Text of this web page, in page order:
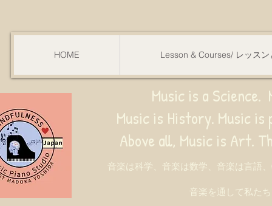
HOME Lesson & Courses/ レッスン
Music is a
Music is History. Music is
all, Music is Art. Through music,
音楽は科学、音楽は数学、音楽は言語
音楽を通して私た